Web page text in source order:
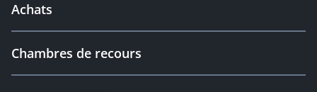
Achats
Chambres de recours